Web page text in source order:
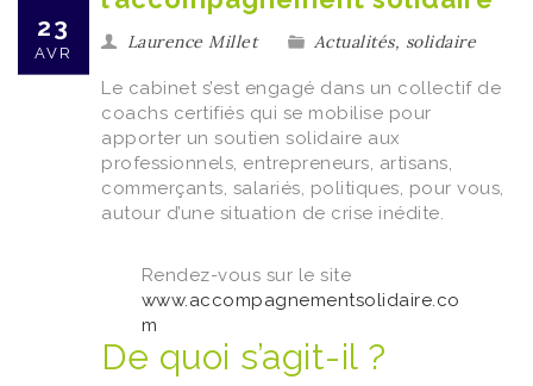
23
AVR
Laurence Millet Actualités, solidaire
Le cabinet s’est engagé dans un collectif de
coachs certifiés qui se mobilise pour
apporter un soutien solidaire aux
professionnels, entrepreneurs, artisans,
commerçants, salariés, politiques, pour vous,
autour d’une situation de crise inédite.
Rendez-vous sur le site
www.accompagnementsolidaire.co
m
De quoi s’agit-il ?